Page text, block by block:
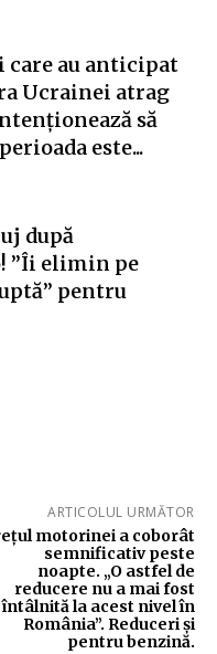
au anticipat
Ucrainei atrag
să
este...
după
”Îi elimin pe
pentru
ARTICOLUL URMĂTOR
motorinei a coborât
semnificativ peste
noapte. „O astfel de
reducere nu a mai fost
întâlnită la acest nivel în
România”. Reduceri și
pentru benzină.